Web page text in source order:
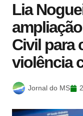
Lia
Civil para
violência
Jornal do MS